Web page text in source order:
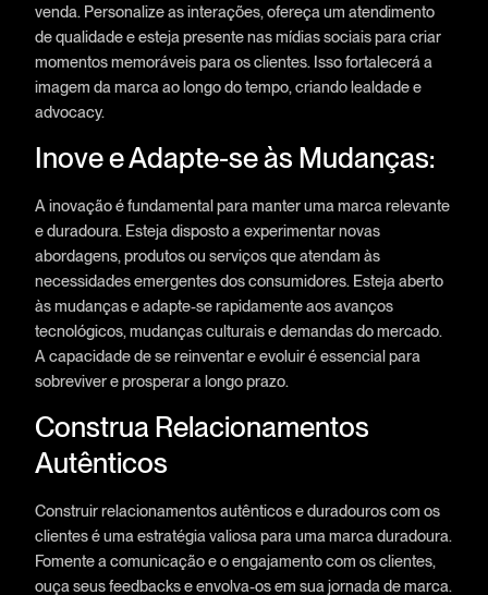
venda. Personalize as interações, ofereça um atendimento
de qualidade e esteja presente nas mídias sociais para criar
momentos memoráveis para os clientes. Isso fortalecerá a
imagem da marca ao longo do tempo, criando lealdade e
advocacy.
Inove e Adapte-se às Mudanças:
A inovação é fundamental para manter uma marca relevante
e duradoura. Esteja disposto a experimentar novas
abordagens, produtos ou serviços que atendam às
necessidades emergentes dos consumidores. Esteja aberto
às mudanças e adapte-se rapidamente aos avanços
tecnológicos, mudanças culturais e demandas do mercado.
A capacidade de se reinventar e evoluir é essencial para
sobreviver e prosperar a longo prazo.
Construa Relacionamentos
Autênticos
Construir relacionamentos autênticos e duradouros com os
clientes é uma estratégia valiosa para uma marca duradoura.
Fomente a comunicação e o engajamento com os clientes,
ouça seus feedbacks e envolva-os em sua jornada de marca.